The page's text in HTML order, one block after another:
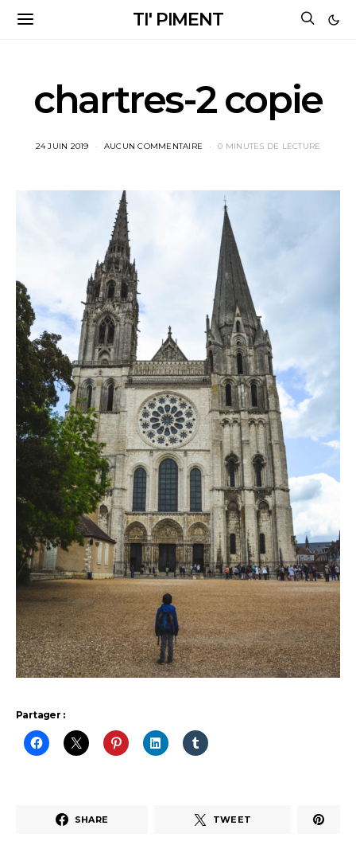
TI' PIMENT
chartres-2 copie
24 JUIN 2019 AUCUN COMMENTAIRE 0 MINUTES DE LECTURE
Partager :
SHARE TWEET